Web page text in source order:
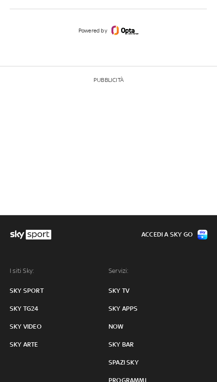
Powered by
PUBBLICITÀ
I siti Sky:
SKY SPORT
SKY TG24
SKY VIDEO
SKY ARTE
Servizi:
SKY TV
SKY APPS
NOW
SKY BAR
SPAZI SKY
PROGRAMMI
ACCEDI A SKY GO